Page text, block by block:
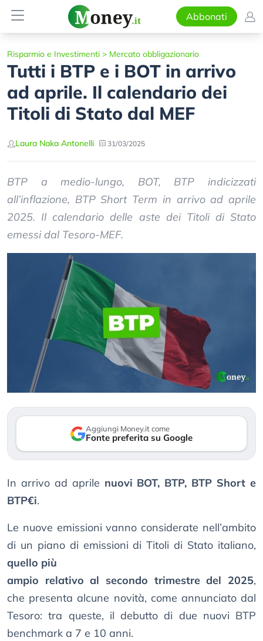
Abbonati
Risparmio e Investimenti > Mercato obbligazionario
Tutti i BTP e i BOT in arrivo
ad aprile. Il calendario dei
Titoli di Stato dal MEF
Laura Naka Antonelli 31/03/2025
BTP a medio-lungo, BOT, BTP indicizzati
all’inflazione, BTP Short Term in arrivo ad aprile
2025. Il calendario delle aste dei Titoli di Stato
emessi dal Tesoro-MEF.
Aggiungi Money.it come
Fonte preferita su Google
In arrivo ad aprile nuovi BOT, BTP, BTP Short e
BTP€i.
Le nuove emissioni vanno considerate nell’ambito
di un piano di emissioni di Titoli di Stato italiano,
quello più
ampio relativo al secondo trimestre del 2025,
che presenta alcune novità, come annunciato dal
Tesoro: tra queste, il debutto di due nuovi BTP
benchmark a 7 e 10 anni.